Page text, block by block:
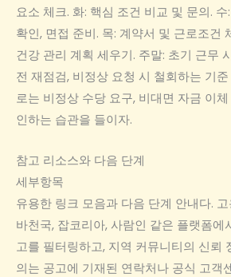
요소 체크. 화: 핵심 조건 비교 및 문의.
확인, 면접 준비. 목: 계약서 및 근로조건
건강 관리 계획 세우기. 주말: 초기 근무
전 재점검, 비정상 요청 시 철회하는 기
로는 비정상 수당 요구, 비대면 자금 이
인하는 습관을 들이자.
참고 리소스와 다음 단계
세부항목
유용한 링크 모음과 다음 단계 안내다.
바천국, 잡코리아, 사람인 같은 플랫폼에
고를 필터링하고, 지역 커뮤니티의 신뢰
의는 공고에 기재된 연락처나 공식 고객